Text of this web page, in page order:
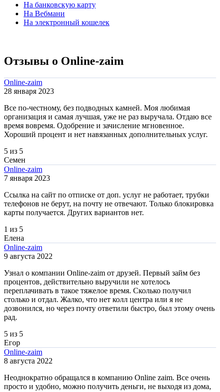
На банковскую карту
На Вебмани
На электронный кошелек
Отзывы о Online-zaim
Online-zaim
28 января 2023
Все по-честному, без подводных камней. Моя любимая
организация и самая лучшая, уже не раз выручала. Отдаю все
время вовремя. Одобрение и зачисление мгновенное.
Хороший процент и нет навязанных дополнительных услуг.
5 из 5
Семен
Online-zaim
7 января 2023
Ссылка на сайт по отписке от доп. услуг не работает, трубки
телефонов не берут, на почту не отвечают. Только блокировка
карты получается. Других вариантов нет.
1 из 5
Елена
Online-zaim
9 августа 2022
Узнал о компании Online-zaim от друзей. Первый займ без
процентов, действительно выручили не хотелось
переплачивать в такое тяжелое время. Сколько получил
столько и отдал. Жалко, что нет колл центра или я не
дозвонился, но через почту ответили быстро, был этому очень
рад.
5 из 5
Егор
Online-zaim
8 августа 2022
Неоднократно обращался в компанию Online zaim. Все очень
просто и удобно, можно получить деньги, не выходя из дома,